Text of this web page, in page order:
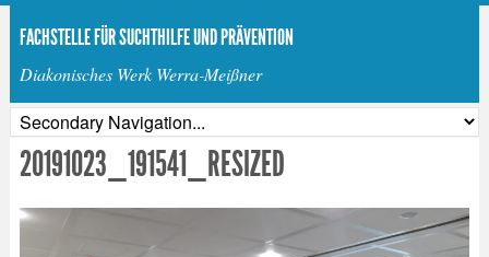
FACHSTELLE FÜR SUCHTHILFE UND PRÄVENTION
Diakonisches Werk Werra-Meißner
20191023_191541_RESIZED